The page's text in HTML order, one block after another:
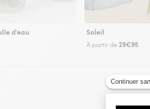
d'eau Soleil
À partir de 29€95